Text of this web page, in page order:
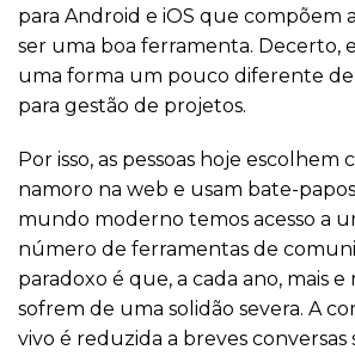
para Android e iOS que compõem
ser uma boa ferramenta. Decerto,
uma forma um pouco diferente
para gestão de projetos.
Por isso, as pessoas hoje escolhem
namoro na web e usam bate-
mundo moderno temos acesso a
número de ferramentas de
paradoxo é que, a cada ano, mais e
sofrem de uma solidão severa. A
vivo é reduzida a breves